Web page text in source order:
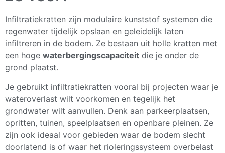
Infiltratiekratten zijn modulaire kunststof systemen die
regenwater tijdelijk opslaan en geleidelijk laten
infiltreren in de bodem. Ze bestaan uit holle kratten met
een hoge waterbergingscapaciteit die je onder de
grond plaatst.
Je gebruikt infiltratiekratten vooral bij projecten waar je
wateroverlast wilt voorkomen en tegelijk het
grondwater wilt aanvullen. Denk aan parkeerplaatsen,
opritten, tuinen, speelplaatsen en openbare pleinen. Ze
zijn ook ideaal voor gebieden waar de bodem slecht
doorlatend is of waar het rioleringssysteem overbelast